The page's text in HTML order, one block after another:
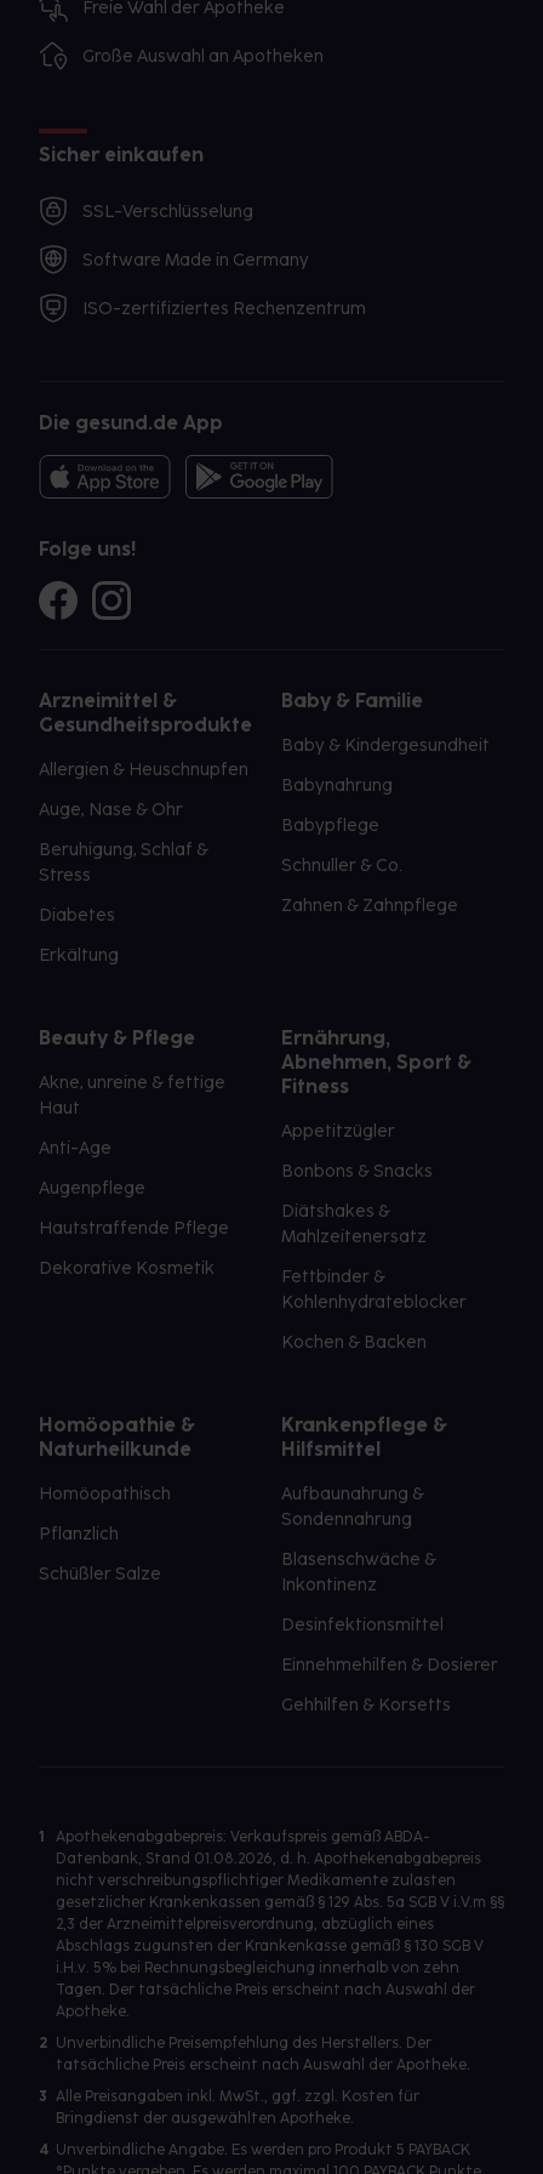
Freie Wahl der Apotheke
Große Auswahl an Apotheken
Sicher einkaufen
SSL-Verschlüsselung
Software Made in Germany
ISO-zertifiziertes Rechenzentrum
Die gesund.de App
Folge uns!
Arzneimittel &
Gesundheitsprodukte
Allergien & Heuschnupfen
Auge, Nase & Ohr
Beruhigung, Schlaf &
Stress
Diabetes
Erkältung
Baby & Familie
Baby & Kindergesundheit
Babynahrung
Babypflege
Schnuller & Co.
Zahnen & Zahnpflege
Beauty & Pflege
Akne, unreine & fettige
Haut
Anti-Age
Augenpflege
Hautstraffende Pflege
Dekorative Kosmetik
Ernährung,
Abnehmen, Sport &
Fitness
Appetitzügler
Bonbons & Snacks
Diätshakes &
Mahlzeitenersatz
Fettbinder &
Kohlenhydrateblocker
Kochen & Backen
Homöopathie &
Naturheilkunde
Homöopathisch
Pflanzlich
Schüßler Salze
Krankenpflege &
Hilfsmittel
Aufbaunahrung &
Sondennahrung
Blasenschwäche &
Inkontinenz
Desinfektionsmittel
Einnehmehilfen & Dosierer
Gehhilfen & Korsetts
1
Apothekenabgabepreis: Verkaufspreis gemäß ABDA-
Datenbank, Stand 01.08.2026, d. h. Apothekenabgabepreis
nicht verschreibungspflichtiger Medikamente zulasten
gesetzlicher Krankenkassen gemäß § 129 Abs. 5a SGB V i.V.m §§
2,3 der Arzneimittelpreisverordnung, abzüglich eines
Abschlags zugunsten der Krankenkasse gemäß § 130 SGB V
i.H.v. 5% bei Rechnungsbegleichung innerhalb von zehn
Tagen. Der tatsächliche Preis erscheint nach Auswahl der
Apotheke.
2 Unverbindliche Preisempfehlung des Herstellers. Der
tatsächliche Preis erscheint nach Auswahl der Apotheke.
3 Alle Preisangaben inkl. MwSt., ggf. zzgl. Kosten für
Bringdienst der ausgewählten Apotheke.
4 Unverbindliche Angabe. Es werden pro Produkt 5 PAYBACK